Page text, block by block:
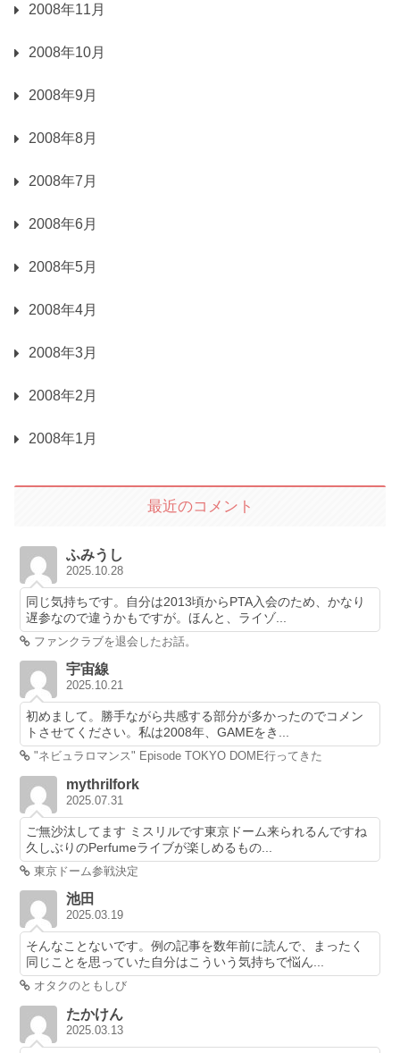
2008年11月
2008年10月
2008年9月
2008年8月
2008年7月
2008年6月
2008年5月
2008年4月
2008年3月
2008年2月
2008年1月
最近のコメント
ふみうし
2025.10.28
同じ気持ちです。自分は2013頃からPTA入会のため、かなり
遅参なので違うかもですが。ほんと、ライゾ...
ファンクラブを退会したお話。
宇宙線
2025.10.21
初めまして。勝手ながら共感する部分が多かったのでコメン
トさせてください。私は2008年、GAMEをき...
"ネビュラロマンス" Episode TOKYO DOME行ってきた
mythrilfork
2025.07.31
ご無沙汰してます ミスリルです東京ドーム来られるんですね
久しぶりのPerfumeライブが楽しめるもの...
東京ドーム参戦決定
池田
2025.03.19
そんなことないです。例の記事を数年前に読んで、まったく
同じことを思っていた自分はこういう気持ちで悩ん...
オタクのともしび
たかけん
2025.03.13